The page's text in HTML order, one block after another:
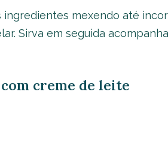
ingredientes mexendo até
Sirva em seguida
creme de leite